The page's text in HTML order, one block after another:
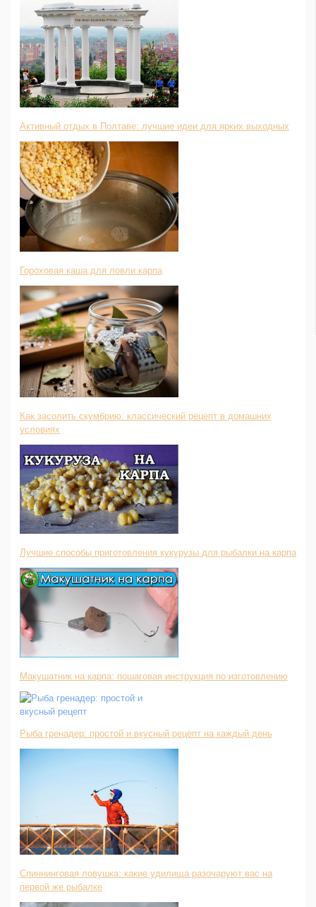
Активный отдых в Полтаве: лучшие идеи для ярких выходных
Гороховая каша для ловли карпа
Как засолить скумбрию: классический рецепт в домашних
условиях
Лучшие способы приготовления кукурузы для рыбалки на карпа
Макушатник на карпа: пошаговая инструкция по изготовлению
Рыба гренадер: простой и вкусный рецепт на каждый день
Спиннинговая ловушка: какие удилища разочаруют вас на
первой же рыбалке